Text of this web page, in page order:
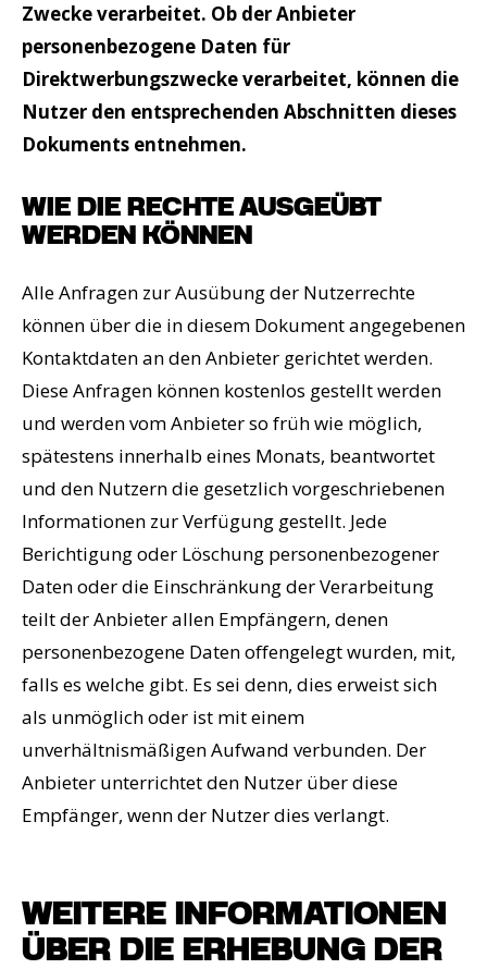
Zwecke verarbeitet. Ob der Anbieter
personenbezogene Daten für
Direktwerbungszwecke verarbeitet, können die
Nutzer den entsprechenden Abschnitten dieses
Dokuments entnehmen.
WIE DIE RECHTE AUSGEÜBT
WERDEN KÖNNEN
Alle Anfragen zur Ausübung der Nutzerrechte
können über die in diesem Dokument angegebenen
Kontaktdaten an den Anbieter gerichtet werden.
Diese Anfragen können kostenlos gestellt werden
und werden vom Anbieter so früh wie möglich,
spätestens innerhalb eines Monats, beantwortet
und den Nutzern die gesetzlich vorgeschriebenen
Informationen zur Verfügung gestellt. Jede
Berichtigung oder Löschung personenbezogener
Daten oder die Einschränkung der Verarbeitung
teilt der Anbieter allen Empfängern, denen
personenbezogene Daten offengelegt wurden, mit,
falls es welche gibt. Es sei denn, dies erweist sich
als unmöglich oder ist mit einem
unverhältnismäßigen Aufwand verbunden. Der
Anbieter unterrichtet den Nutzer über diese
Empfänger, wenn der Nutzer dies verlangt.
WEITERE INFORMATIONEN
ÜBER DIE ERHEBUNG DER